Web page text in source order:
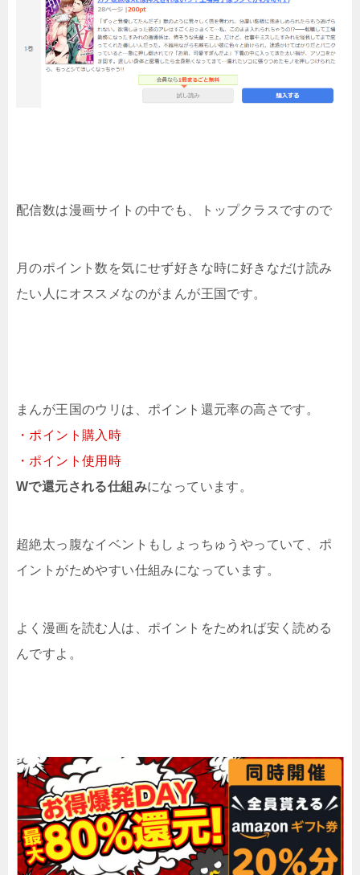
配信数は漫画サイトの中でも、トップクラスですので
月のポイント数を気にせず好きな時に好きなだけ読み
たい人にオススメなのがまんが王国です。
まんが王国のウリは、ポイント還元率の高さです。
・ポイント購入時
・ポイント使用時
Wで還元される仕組みになっています。
超絶太っ腹なイベントもしょっちゅうやっていて、ポ
イントがためやすい仕組みになっています。
よく漫画を読む人は、ポイントをためれば安く読める
んですよ。